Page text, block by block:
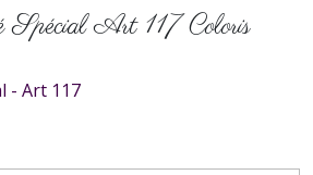
Art 117 Coloris
- Art 117